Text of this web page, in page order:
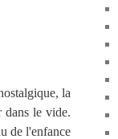
la
dans le vide.
de l'enfance